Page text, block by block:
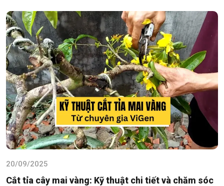
20/09/2025
Cắt tỉa cây mai vàng: Kỹ thuật chi tiết và chăm sóc